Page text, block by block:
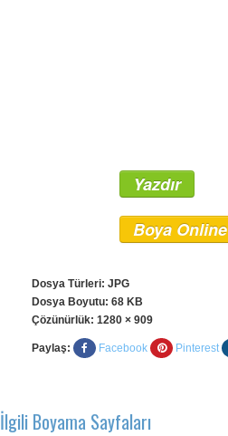
Yazdır
Boya Online
Dosya Türleri: JPG
Dosya Boyutu: 68 KB
Çözünürlük: 1280 × 909
Paylaş: Facebook Pinterest
İlgili Boyama Sayfaları